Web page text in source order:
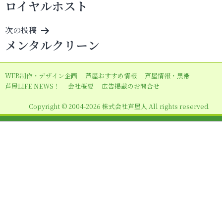
稿
ナ
ビ
ゲ
ー
シ
ン
ロイヤルホスト
次の投稿
メンタルクリーン
WEB制作・デザイン企画 芦屋おすすめ情報
芦屋情報・黒帯
芦屋LIFE NEWS！
会社概要 広告掲載のお問合せ
Copyright © 2004-2026 株式会社芦屋人 All rights reserved.